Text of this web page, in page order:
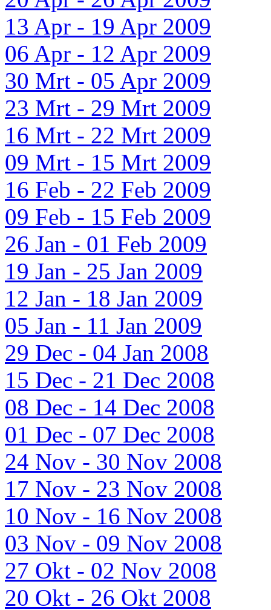
13 Apr - 19 Apr 2009
06 Apr - 12 Apr 2009
30 Mrt - 05 Apr 2009
23 Mrt - 29 Mrt 2009
16 Mrt - 22 Mrt 2009
09 Mrt - 15 Mrt 2009
16 Feb - 22 Feb 2009
09 Feb - 15 Feb 2009
26 Jan - 01 Feb 2009
19 Jan - 25 Jan 2009
12 Jan - 18 Jan 2009
05 Jan - 11 Jan 2009
29 Dec - 04 Jan 2008
15 Dec - 21 Dec 2008
08 Dec - 14 Dec 2008
01 Dec - 07 Dec 2008
24 Nov - 30 Nov 2008
17 Nov - 23 Nov 2008
10 Nov - 16 Nov 2008
03 Nov - 09 Nov 2008
27 Okt - 02 Nov 2008
20 Okt - 26 Okt 2008